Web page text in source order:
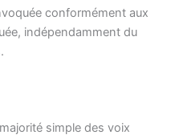
conformément aux
indépendamment du
simple des voix